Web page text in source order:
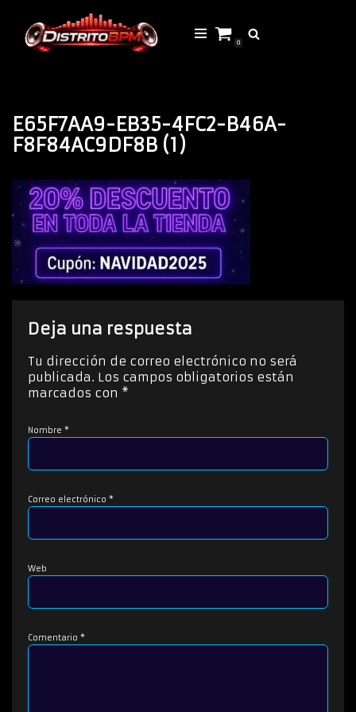
Saltar
0
E65F7AA9-EB35-4FC2-B46A-
F8F84AC9DF8B (1)
Deja una respuesta
Tu dirección de correo electrónico no será
publicada. Los campos obligatorios están
marcados con *
Nombre *
Correo electrónico *
Web
Comentario *